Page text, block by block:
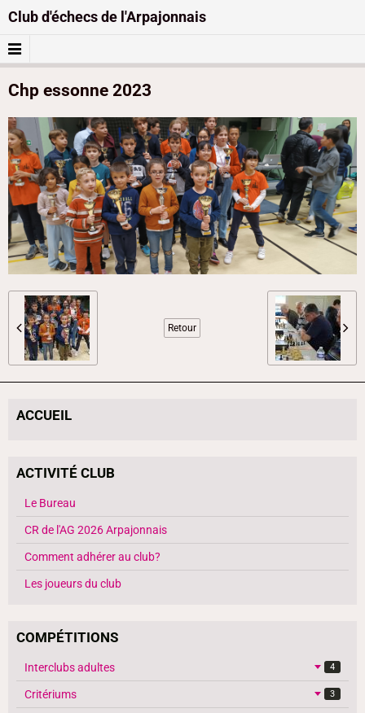
Club d'échecs de l'Arpajonnais
Chp essonne 2023
Retour
ACCUEIL
ACTIVITÉ CLUB
Le Bureau
CR de l'AG 2026 Arpajonnais
Comment adhérer au club?
Les joueurs du club
COMPÉTITIONS
Interclubs adultes 4
Critériums 3